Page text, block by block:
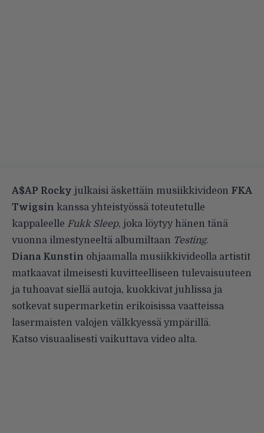
A$AP Rocky julkaisi äskettäin musiikkivideon FKA
Twigsin kanssa yhteistyössä toteutetulle
kappaleelle Fukk Sleep, joka löytyy hänen tänä
vuonna ilmestyneeltä albumiltaan Testing.
Diana Kunstin ohjaamalla musiikkivideolla artistit
matkaavat ilmeisesti kuvitteelliseen tulevaisuuteen
ja tuhoavat siellä autoja, kuokkivat juhlissa ja
sotkevat supermarketin erikoisissa vaatteissa
lasermaisten valojen välkkyessä ympärillä.
Katso visuaalisesti vaikuttava video alta.